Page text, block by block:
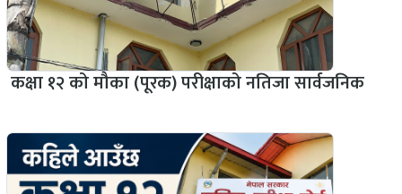
कक्षा १२ को मौका (पूरक) परीक्षाको नतिजा सार्वजनिक